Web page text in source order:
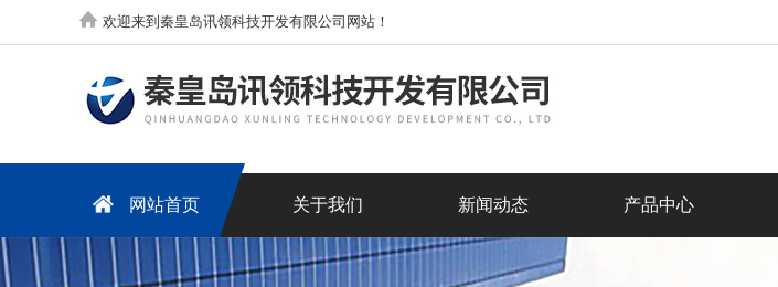
欢迎来到秦皇岛讯领科技开发有限公司网站！
网站首页 关于我们 新闻动态 产品中心